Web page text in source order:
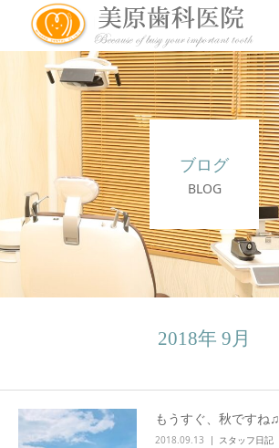
ブログ
BLOG
2018年 9月
もうすぐ、秋ですね♫
2018.09.13 スタッフ日記
医院のコンセプト
診療案内
治療案内
アクセス